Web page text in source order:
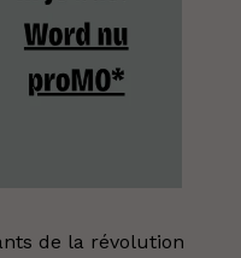
de la révolution